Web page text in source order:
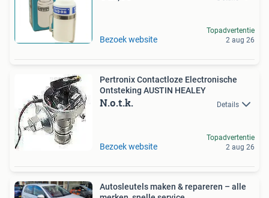
Bezoek website
Topadvertentie
2 aug 26
Pertronix Contactloze Electronische
Ontsteking AUSTIN HEALEY
N.o.t.k. Details
Bezoek website
Topadvertentie
2 aug 26
Autosleutels maken & repareren – alle